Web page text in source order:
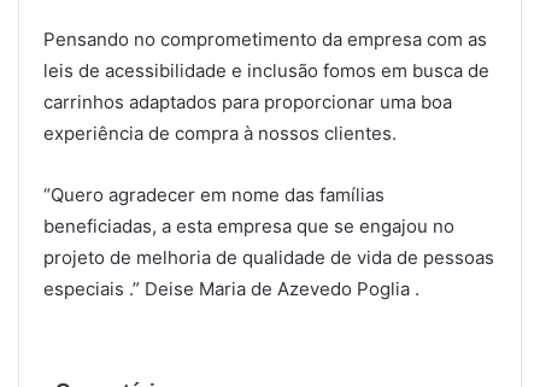
Pensando no comprometimento da empresa com as
leis de acessibilidade e inclusão fomos em busca de
carrinhos adaptados para proporcionar uma boa
experiência de compra à nossos clientes.
“Quero agradecer em nome das famílias
beneficiadas, a esta empresa que se engajou no
projeto de melhoria de qualidade de vida de pessoas
especiais .” Deise Maria de Azevedo Poglia .